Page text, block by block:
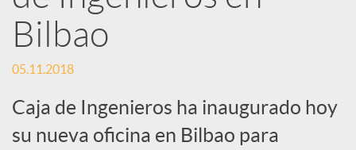
d
e
s
Bilbao
05.11.2018
Caja de Ingenieros ha inaugurado hoy
su nueva oficina en Bilbao para